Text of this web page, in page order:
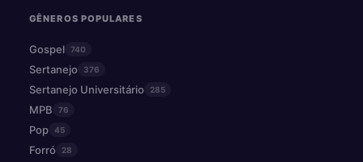
GÊNEROS POPULARES
Gospel 740
Sertanejo 376
Sertanejo Universitário 285
MPB 76
Pop 45
Forró 28